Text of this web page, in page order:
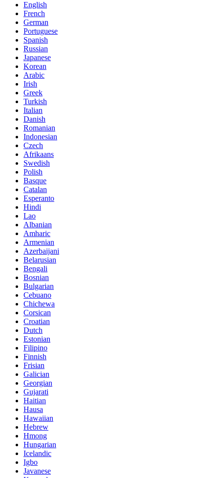
English
French
German
Portuguese
Spanish
Russian
Japanese
Korean
Arabic
Irish
Greek
Turkish
Italian
Danish
Romanian
Indonesian
Czech
Afrikaans
Swedish
Polish
Basque
Catalan
Esperanto
Hindi
Lao
Albanian
Amharic
Armenian
Azerbaijani
Belarusian
Bengali
Bosnian
Bulgarian
Cebuano
Chichewa
Corsican
Croatian
Dutch
Estonian
Filipino
Finnish
Frisian
Galician
Georgian
Gujarati
Haitian
Hausa
Hawaiian
Hebrew
Hmong
Hungarian
Icelandic
Igbo
Javanese